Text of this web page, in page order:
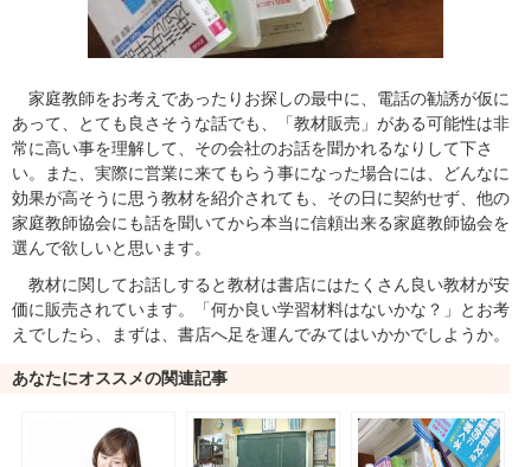
家庭教師をお考えであったりお探しの最中に、電話の勧誘が仮に
あって、とても良さそうな話でも、「教材販売」がある可能性は非
常に高い事を理解して、その会社のお話を聞かれるなりして下さ
い。また、実際に営業に来てもらう事になった場合には、どんなに
効果が高そうに思う教材を紹介されても、その日に契約せず、他の
家庭教師協会にも話を聞いてから本当に信頼出来る家庭教師協会を
選んで欲しいと思います。
教材に関してお話しすると教材は書店にはたくさん良い教材が安
価に販売されています。「何か良い学習材料はないかな？」とお考
えでしたら、まずは、書店へ足を運んでみてはいかかでしようか。
あなたにオススメの関連記事